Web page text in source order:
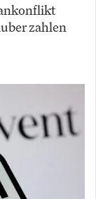
zahlen